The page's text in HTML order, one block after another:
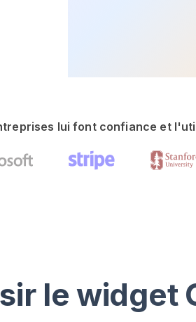
lui font confiance et
le widget